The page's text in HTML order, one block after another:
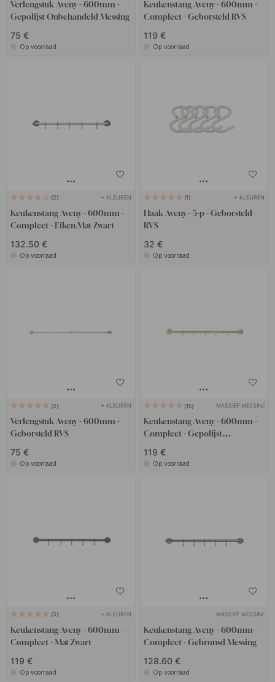
het ooit zonder hebt gedaan.
Verlengstuk Aveny - 600mm -
Gepolijst Onbehandeld Messing
75 €
Op voorraad
Keukenstang Aveny - 600mm -
Compleet - Geborsteld RVS
119 €
Op voorraad
2 + KLEUREN
Keukenstang Aveny - 600mm -
Compleet - Eiken/Mat Zwart
132.50 €
Op voorraad
1 + KLEUREN
Haak Aveny - 5-p - Geborsteld
RVS
32 €
Op voorraad
2 + KLEUREN
Verlengstuk Aveny - 600mm -
Geborsteld RVS
75 €
Op voorraad
15 MASSIEF MESSING
Keukenstang Aveny - 600mm -
Compleet - Gepolijst
119 €
Op voorraad
3 + KLEUREN
Keukenstang Aveny - 600mm -
Compleet - Mat Zwart
119 €
Op voorraad
MASSIEF MESSING
Keukenstang Aveny - 600mm -
Compleet - Gebronsd Messing
128.60 €
Op voorraad